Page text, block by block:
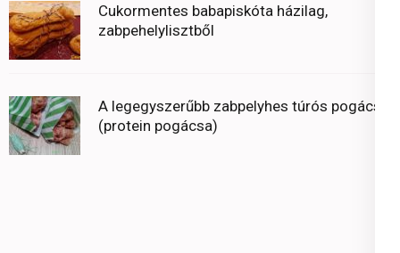
Cukormentes babapiskóta házilag,
zabpehelylisztből
A legegyszerűbb zabpelyhes túrós pogácsa
(protein pogácsa)